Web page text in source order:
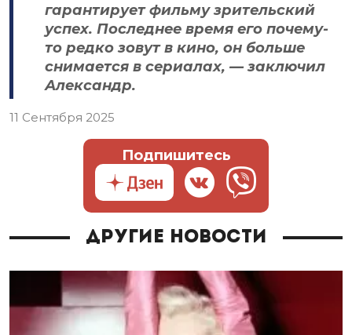
гарантирует фильму зрительский
успех. Последнее время его почему-
то редко зовут в кино, он больше
снимается в сериалах, — заключил
Александр.
11 Сентября 2025
Подпишитесь
Другие новости